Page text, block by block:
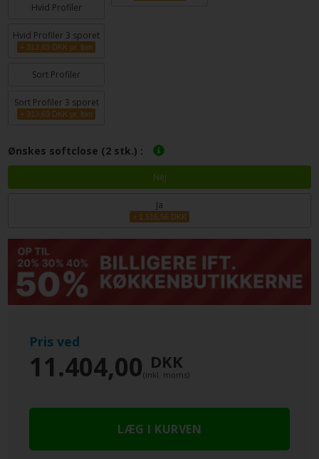
Hvid Profiler
Hvid Profiler 3 sporet
+ 313,83 DKK pr. lbm
Sort Profiler
Sort Profiler 3 sporet
+ 313,83 DKK pr. lbm
Ønskes softclose (2 stk.) :
Nej
Ja
+ 1.516,56 DKK
Pris ved
11.404,00 DKK
(inkl. moms)